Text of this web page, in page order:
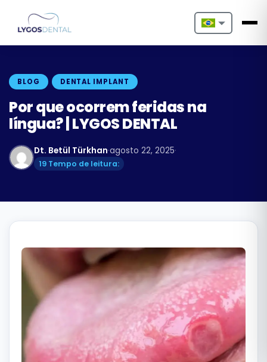
Nederlands
Български
Română
Русский
BLOG DENTAL IMPLANT
Por que ocorrem feridas na
língua? | LYGOS DENTAL
Dt. Betül Türkhan·agosto 22, 2025·
19 Tempo de leitura: